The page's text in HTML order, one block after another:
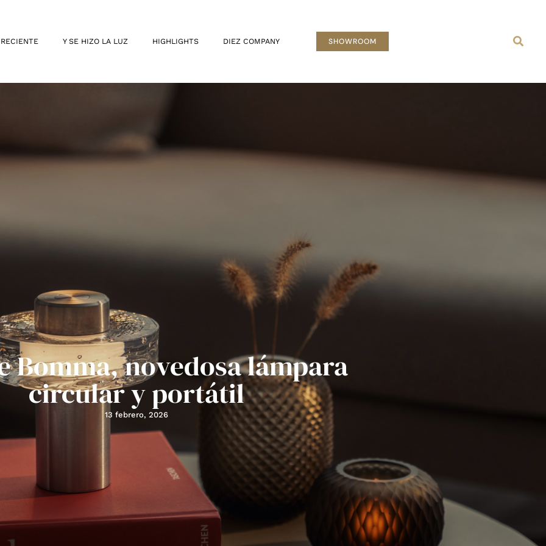
Y SE HIZO LA LUZ HIGHLIGHTS DIEZ COMPANY SHOWROOM
Bomma, novedosa lámpara
circular y portátil
13 febrero, 2026